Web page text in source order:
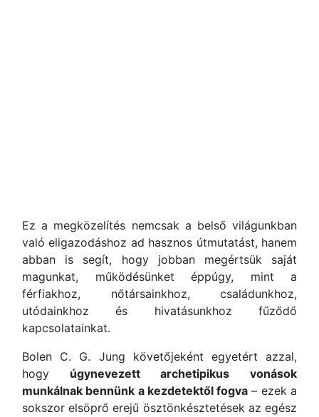
Ez a megközelítés nemcsak a belső világunkban
való eligazodáshoz ad hasznos útmutatást, hanem
abban is segít, hogy jobban megértsük saját
magunkat, működésünket éppúgy, mint a
férfiakhoz, nőtársainkhoz, családunkhoz,
utódainkhoz és hivatásunkhoz fűződő
kapcsolatainkat.
Bolen C. G. Jung követőjeként egyetért azzal,
hogy úgynevezett archetipikus vonások
munkálnak bennünk a kezdetektől fogva – ezek a
sokszor elsöprő erejű ösztönkésztetések az egész